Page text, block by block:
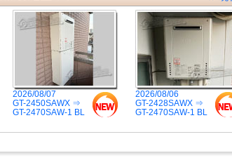
2026/08/07
GT-2450SAWX ⇒
GT-2470SAW-1 BL
2026/08/06
GT-2428SAWX ⇒
GT-2470SAW-1 BL